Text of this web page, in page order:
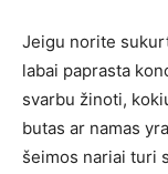
Jeigu norite
labai paprasta
svarbu žinoti,
butas ar namas
šeimos nariai turi